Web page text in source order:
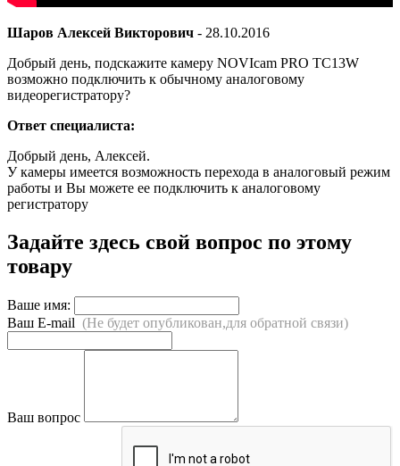
Шаров Алексей Викторович - 28.10.2016
Добрый день, подскажите камеру NOVIcam PRO TC13W
возможно подключить к обычному аналоговому
видеорегистратору?
Ответ специалиста:
Добрый день, Алексей.
У камеры имеется возможность перехода в аналоговый режим
работы и Вы можете ее подключить к аналоговому
регистратору
Задайте здесь свой вопрос по этому
товару
Ваше имя:
Ваш E-mail (Не будет опубликован,для обратной связи)
Ваш вопрос